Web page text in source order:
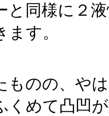
と同様に２
す。
ものの、や
くめて凸凹